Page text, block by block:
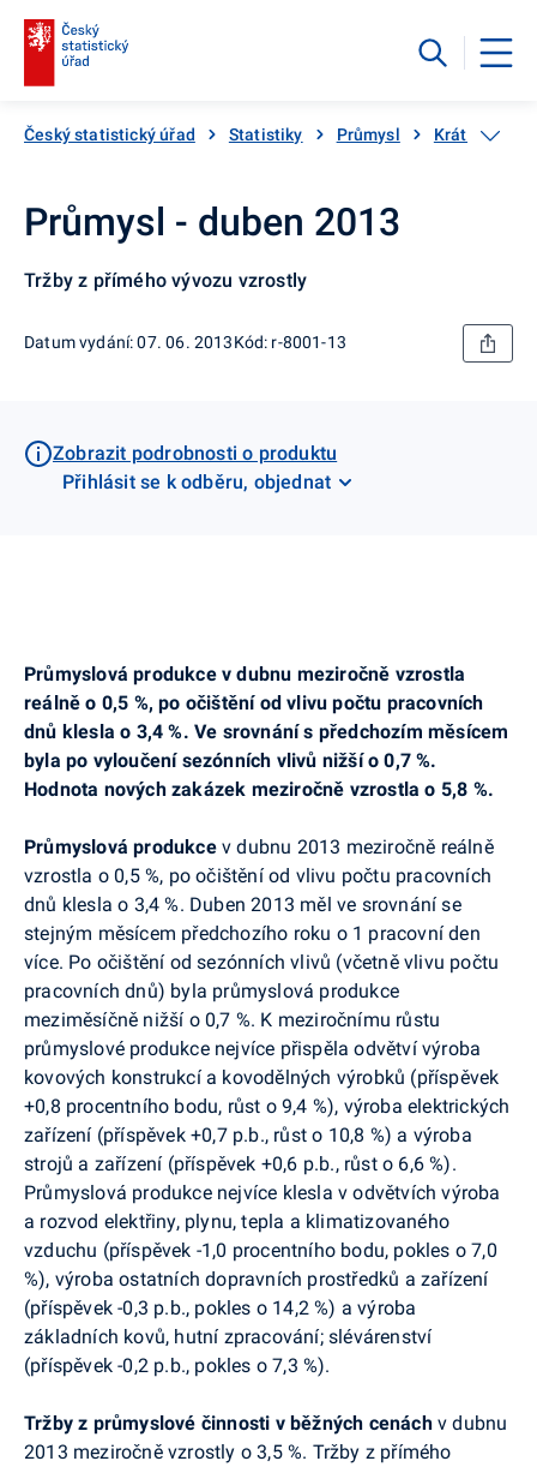
Český statistický úřad Statistiky Průmysl Krátkodobé
Průmysl - duben 2013
Tržby z přímého vývozu vzrostly
Datum vydání: 07. 06. 2013Kód: r-8001-13
Zobrazit podrobnosti o produktu
Přihlásit se k odběru, objednat
Průmyslová produkce v dubnu meziročně vzrostla
reálně o 0,5 %, po očištění od vlivu počtu pracovních
dnů klesla o 3,4 %. Ve srovnání s předchozím měsícem
byla po vyloučení sezónních vlivů nižší o 0,7 %.
Hodnota nových zakázek meziročně vzrostla o 5,8 %.
Průmyslová produkce v dubnu 2013 meziročně reálně
vzrostla o 0,5 %, po očištění od vlivu počtu pracovních
dnů klesla o 3,4%. Duben 2013 měl ve srovnání se
stejným měsícem předchozího roku o 1 pracovní den
více. Po očištění od sezónních vlivů (včetně vlivu počtu
pracovních dnů) byla průmyslová produkce
meziměsíčně nižší o 0,7 %. K meziročnímu růstu
průmyslové produkce nejvíce přispěla odvětví výroba
kovových konstrukcí a kovodělných výrobků (příspěvek
+0,8 procentního bodu, růst o 9,4 %), výroba elektrických
zařízení (příspěvek +0,7 p.b., růst o 10,8 %) a výroba
strojů a zařízení (příspěvek +0,6 p.b., růst o 6,6 %).
Průmyslová produkce nejvíce klesla v odvětvích výroba
a rozvod elektřiny, plynu, tepla a klimatizovaného
vzduchu (příspěvek -1,0 procentního bodu, pokles o 7,0
%), výroba ostatních dopravních prostředků a zařízení
(příspěvek -0,3 p.b., pokles o 14,2 %) a výroba
základních kovů, hutní zpracování; slévárenství
(příspěvek -0,2 p.b., pokles o 7,3 %).
Tržby z průmyslové činnosti v běžných cenáchv dubnu
2013 meziročně vzrostly o 3,5 %. Tržby z přímého